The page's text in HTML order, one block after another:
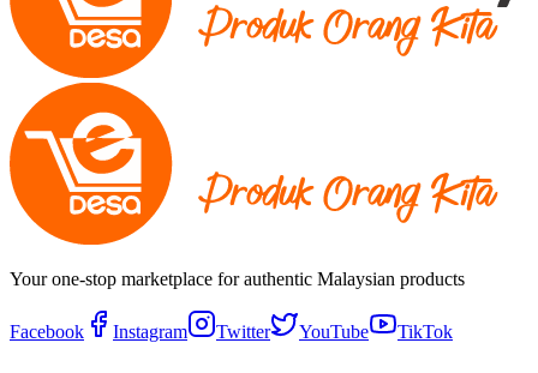
Your one-stop marketplace for authentic Malaysian products
Facebook Instagram Twitter YouTube TikTok